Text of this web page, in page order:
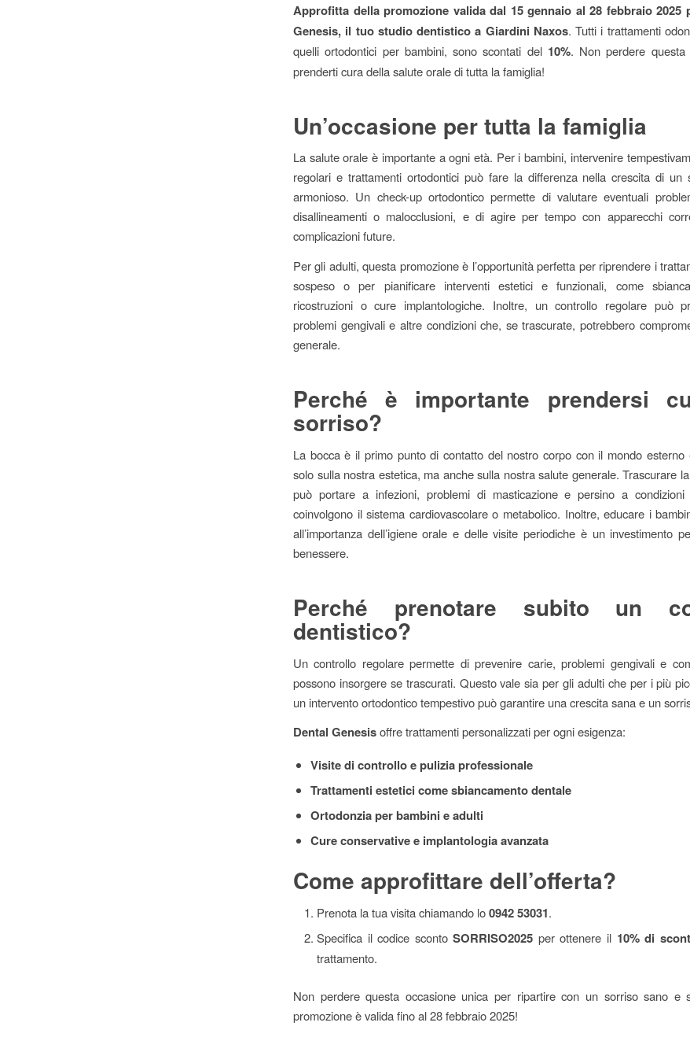
Approfitta della promozione valida dal 15 gennaio al 28 febbraio 2025
Genesis, il tuo studio dentistico a Giardini Naxos. Tutti i trattamenti
quelli ortodontici per bambini, sono scontati del 10%. Non perdere questa
prenderti cura della salute orale di tutta la famiglia!
Un’occasione per tutta la famiglia
La salute orale è importante a ogni età. Per i bambini, intervenire
regolari e trattamenti ortodontici può fare la differenza nella crescita di un
armonioso. Un check-up ortodontico permette di valutare eventuali
disallineamenti o malocclusioni, e di agire per tempo con apparecchi
complicazioni future.
Per gli adulti, questa promozione è l’opportunità perfetta per riprendere i
sospeso o per pianificare interventi estetici e funzionali, come
ricostruzioni o cure implantologiche. Inoltre, un controllo regolare può
problemi gengivali e altre condizioni che, se trascurate, potrebbero
generale.
Perché è importante prendersi
sorriso?
La bocca è il primo punto di contatto del nostro corpo con il mondo esterno
solo sulla nostra estetica, ma anche sulla nostra salute generale. Trascurare
può portare a infezioni, problemi di masticazione e persino a
coinvolgono il sistema cardiovascolare o metabolico. Inoltre, educare i
all’importanza dell’igiene orale e delle visite periodiche è un investimento
benessere.
Perché prenotare subito un
dentistico?
Un controllo regolare permette di prevenire carie, problemi gengivali e
possono insorgere se trascurati. Questo vale sia per gli adulti che per i più
un intervento ortodontico tempestivo può garantire una crescita sana e un
Dental Genesisoffre trattamenti personalizzati per ogni esigenza:
Visite di controllo e pulizia professionale
Trattamenti estetici come sbiancamento dentale
Ortodonzia per bambini e adulti
Cure conservative e implantologia avanzata
Come approfittare dell’offerta?
Prenota la tua visita chiamando lo0942 53031.
Specifica il codice scontoSORRISO2025 per ottenere il 10% di
trattamento.
Non perdere questa occasione unica per ripartire con un sorriso sano e
promozione è valida fino al 28 febbraio 2025!